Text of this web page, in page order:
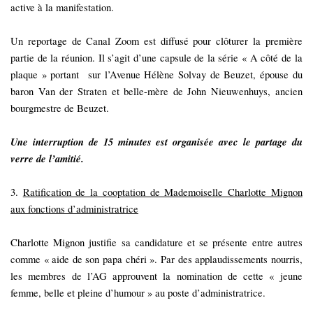
active à la manifestation.
Un reportage de Canal Zoom est diffusé pour clôturer la première
partie de la réunion. Il s’agit d’une capsule de la série « A côté de la
plaque » portant
sur l’Avenue Hélène Solvay de Beuzet, épouse du
baron Van der Straten et belle-mère de John Nieuwenhuys, ancien
bourgmestre de Beuzet.
Une interruption de 15 minutes est organisée avec le partage du
verre de l’amitié.
3. Ratification de la cooptation de Mademoiselle Charlotte Mignon
aux fonctions d’administratrice
Charlotte Mignon justifie sa candidature et se présente entre autres
comme « aide de son papa chéri ». Par des applaudissements nourris,
les membres de l’AG approuvent la nomination de cette « jeune
femme, belle et pleine d’humour » au poste d’administratrice.